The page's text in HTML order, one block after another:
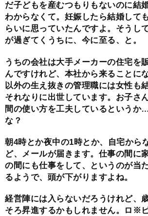
だ子どもを産むつもりもないのに結
わからなくて。妊娠したら結婚して
らいに思っていたんですよ。そうし
が過ぎてくうちに、今に至る、と。
うちの会社は大手メーカーの住宅を
んですけれど、本社から来ることに
以外の生え抜きの管理職には女性も
それなりに出世しています。お子さ
間の使い方を工夫しているというか
な？
朝4時とか夜中の1時とか、自宅から
ど、メールが届きます。仕事の間に
の間にも仕事をして、というのが当
るようで、頭が下がりますよね。
経営陣には入らないだろうけれど、
そろ昇進するかもしれません。ロ※